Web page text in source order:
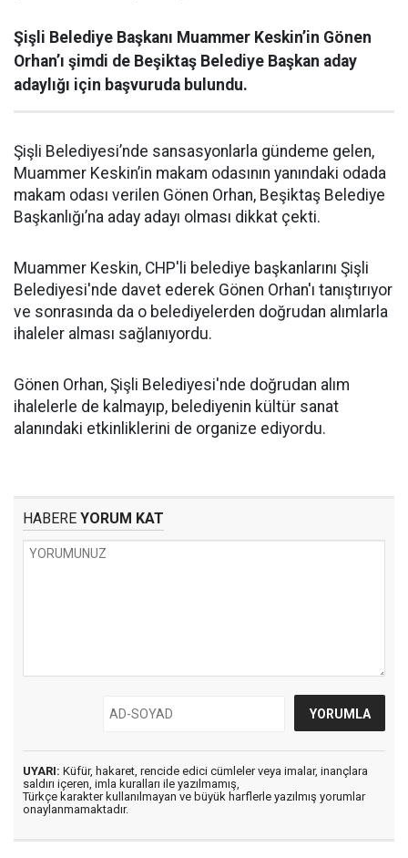
Şişli Belediye Başkanı Muammer Keskin’in Gönen
Orhan’ı şimdi de Beşiktaş Belediye Başkan aday
adaylığı için başvuruda bulundu.
Şişli Belediyesi’nde sansasyonlarla gündeme gelen,
Muammer Keskin’in makam odasının yanındaki odada
makam odası verilen Gönen Orhan, Beşiktaş Belediye
Başkanlığı’na aday adayı olması dikkat çekti.
Muammer Keskin, CHP'li belediye başkanlarını Şişli
Belediyesi'nde davet ederek Gönen Orhan'ı tanıştırıyor
ve sonrasında da o belediyelerden doğrudan alımlarla
ihaleler alması sağlanıyordu.
Gönen Orhan, Şişli Belediyesi'nde doğrudan alım
ihalelerle de kalmayıp, belediyenin kültür sanat
alanındaki etkinliklerini de organize ediyordu.
HABERE YORUM KAT
UYARI: Küfür, hakaret, rencide edici cümleler veya imalar, inançlara
saldırı içeren, imla kuralları ile yazılmamış,
Türkçe karakter kullanılmayan ve büyük harflerle yazılmış yorumlar
onaylanmamaktadır.